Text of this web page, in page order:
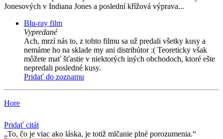
Jonesových v Indiana Jones a poslední křížová výprava...
Blu-ray film
Vypredané
Ach, mrzí nás to, z tohto filmu sa už predali všetky kusy a
nemáme ho na sklade my ani distribútor :( Teoreticky však
môžete mať šťastie v niektorých iných obchodoch, ktoré ešte
nepredali posledné kusy.
Pridať do zoznamu
Hore
Pridať citát
To, čo je viac ako láska, je totiž mlčanie plné porozumenia.